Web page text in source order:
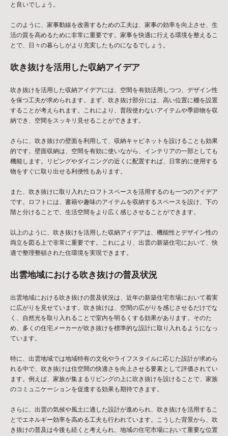
と良いでしょう。
このように、家事動線を改善するための工夫は、家事の効率を向上させ、生
活の質を高めるために非常に重要です。家事を快適に行える環境を整えるこ
とで、日々の暮らしがより充実したものになるでしょう。
吹き抜けを活用した収納アイデア
吹き抜けを活用した収納アイデアには、空間を有効活用しつつ、デザイン性
を保つ工夫が求められます。まず、吹き抜け部分には、高い位置に棚を設置
することが考えられます。これにより、普段使わないアイテムや季節物を収
納でき、空間をスッキリ見せることができます。
さらに、吹き抜けの壁面を利用して、収納キャビネットを設けることも効果
的です。壁面収納は、空間を有効に使いながら、インテリアの一部としても
機能します。リビングやダイニングの近くに配置すれば、日常的に使用する
物をすぐに取り出せる利便性もあります。
また、吹き抜けに取り入れたロフトスペースを活用するのも一つのアイデア
です。ロフトには、書籍や趣味のアイテムを収納するスペースを設け、下の
階と分けることで、生活空間をより広く感じさせることができます。
以上のように、吹き抜けを活用した収納アイデアは、機能性とデザイン性の
両立を図る上で非常に重要です。これにより、出雲の新築住宅において、快
適で整理整頓された住環境を実現できます。
出雲地域における吹き抜けの普及状況
出雲地域における吹き抜けの普及状況は、近年の新築住宅市場において着実
に広がりを見せています。吹き抜けは、空間の広がりを感じさせるだけでな
く、自然光を取り入れることで室内を明るくする効果があります。そのた
め、多くの住宅メーカーが吹き抜けを標準的な設計に取り入れるようになっ
ています。
特に、出雲地域では地域特有の文化やライフスタイルに応じた設計が求めら
れる中で、吹き抜けは住空間の快適さを向上させる要素として評価されてい
ます。例えば、家族が集まるリビングの上に吹き抜けを設けることで、家族
のコミュニケーションを促進する効果も期待できます。
さらに、出雲の気候や風土に適した設計が進められ、吹き抜けを活用するこ
とでエネルギー効率を高める工夫も行われています。こうした背景から、吹
き抜けの普及は今後も続くと考えられ、地域の住宅市場において重要な位置